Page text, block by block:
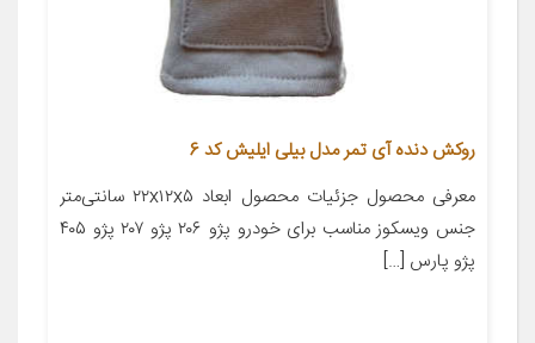
روکش دنده آی تمر مدل بیلی ایلیش کد 6
معرفی محصول جزئیات محصول ابعاد ۲۲x۱۲x۵ سانتی‌متر
جنس ویسکوز مناسب برای خودرو پژو ۲۰۶ پژو ۲۰۷ پژو ۴۰۵
پژو پارس […]